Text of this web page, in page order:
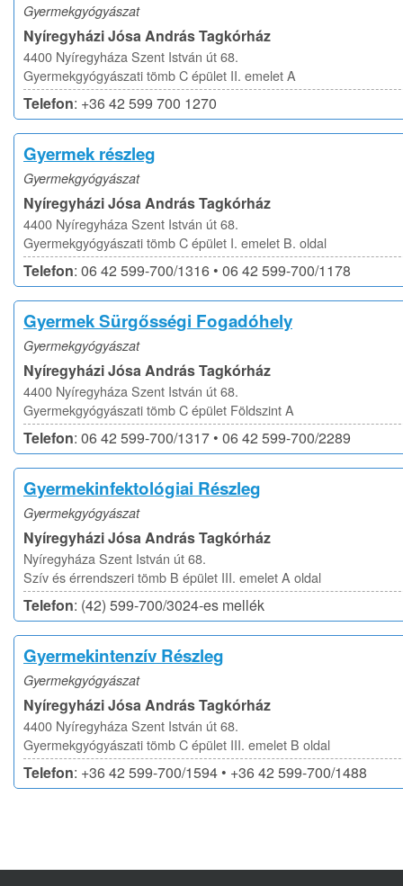
Gyermekgyógyászat
Nyíregyházi Jósa András Tagkórház
4400 Nyíregyháza Szent István út 68.
Gyermekgyógyászati tömb C épület II. emelet A
Telefon: +36 42 599 700 1270
Gyermek részleg
Gyermekgyógyászat
Nyíregyházi Jósa András Tagkórház
4400 Nyíregyháza Szent István út 68.
Gyermekgyógyászati tömb C épület I. emelet B. oldal
Telefon: 06 42 599-700/1316 • 06 42 599-700/1178
Gyermek Sürgősségi Fogadóhely
Gyermekgyógyászat
Nyíregyházi Jósa András Tagkórház
4400 Nyíregyháza Szent István út 68.
Gyermekgyógyászati tömb C épület Földszint A
Telefon: 06 42 599-700/1317 • 06 42 599-700/2289
Gyermekinfektológiai Részleg
Gyermekgyógyászat
Nyíregyházi Jósa András Tagkórház
Nyíregyháza Szent István út 68.
Szív és érrendszeri tömb B épület III. emelet A oldal
Telefon: (42) 599-700/3024-es mellék
Gyermekintenzív Részleg
Gyermekgyógyászat
Nyíregyházi Jósa András Tagkórház
4400 Nyíregyháza Szent István út 68.
Gyermekgyógyászati tömb C épület III. emelet B oldal
Telefon: +36 42 599-700/1594 • +36 42 599-700/1488